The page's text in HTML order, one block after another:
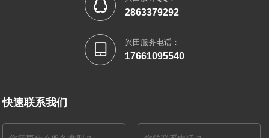
 2863379292
 兴田服务电话：
17661095540
快速联系我们